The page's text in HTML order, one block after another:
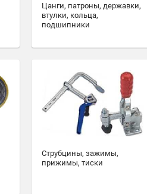
Цанги, патроны, державки,
втулки, кольца,
подшипники
Струбцины, зажимы,
прижимы, тиски